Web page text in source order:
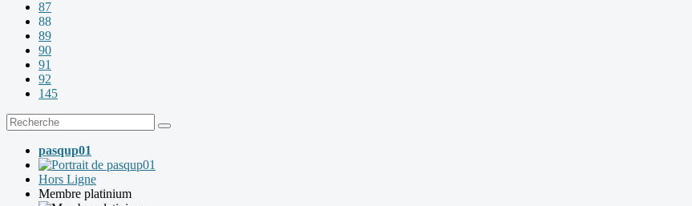
87
88
89
90
91
92
145
pasqup01
Hors Ligne
Membre platinium